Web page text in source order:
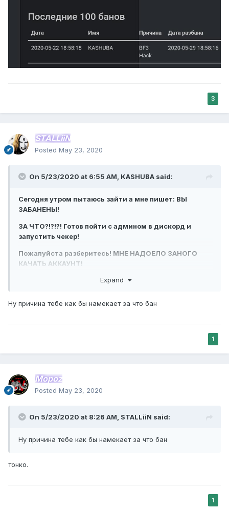
3
STALLiiN
Posted May 23, 2020
On 5/23/2020 at 6:55 AM, KASHUBA said:
Сегодня утром пытаюсь зайти а мне пишет: ВЫ
ЗАБАНЕНЫ!
ЗА ЧТО?!?!?! Готов пойти с админом в дискорд и
запустить чекер!
Пожалуйста разберитесь! МНЕ НАДОЕЛО ЗАНОГО
КАЧАТЬ АККАУНТ!
В ПРИЧИНЕ УКАЗАН BF3Hack.
Expand
Ну причина тебе как бы намекает за что бан
1
Mopoz
Posted May 23, 2020
On 5/23/2020 at 8:26 AM, STALLiiN said:
Ну причина тебе как бы намекает за что бан
тонко.
1